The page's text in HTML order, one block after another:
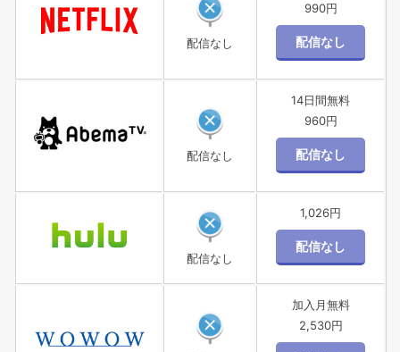
配信なし
990円
配信なし
14日間無料
960円
配信なし
1,026円
加入月無料
2,530円